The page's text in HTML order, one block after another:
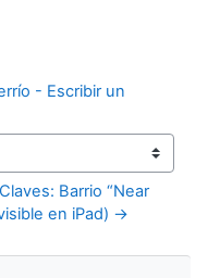
- Escribir un
Barrio “Near
en iPad) →